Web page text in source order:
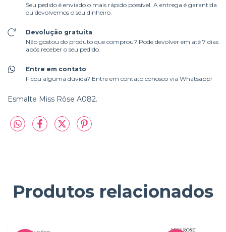
Seu pedido é enviado o mais rápido possível. A entrega é garantida
ou devolvemos o seu dinheiro.
Devolução gratuita
Não gostou do produto que comprou? Pode devolver em até 7 dias
após receber o seu pedido.
Entre em contato
Ficou alguma dúvida? Entre em contato conosco via Whatsapp!
Esmalte Miss Rôse A082.
Produtos relacionados